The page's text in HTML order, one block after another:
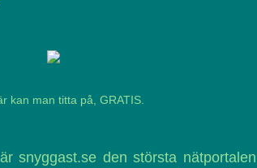
kan man titta på, GRATIS.
snyggast.se den största nätportalen